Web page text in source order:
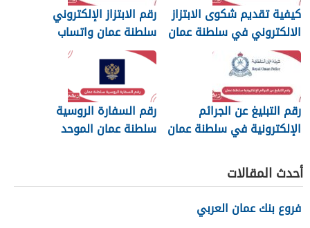
كيفية تقديم شكوى الابتزاز
الالكتروني في سلطنة عمان
رقم الابتزاز الإلكتروني
سلطنة عمان واتساب
رقم التبليغ عن الجرائم
الإلكترونية في سلطنة عمان
رقم السفارة الروسية
سلطنة عمان الموحد
أحدث المقالات
فروع بنك عمان العربي